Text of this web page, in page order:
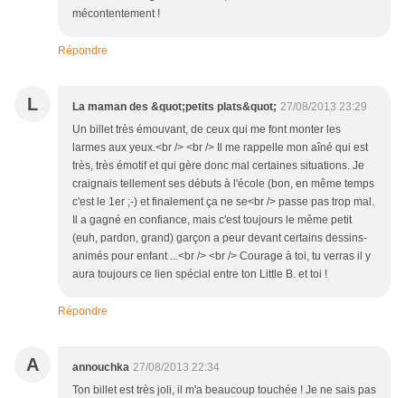
mécontentement !
Répondre
L La maman des &quot;petits plats&quot; 27/08/2013 23:29
Un billet très émouvant, de ceux qui me font monter les
larmes aux yeux.<br /> <br /> Il me rappelle mon aîné qui est
très, très émotif et qui gère donc mal certaines situations. Je
craignais tellement ses débuts à l'école (bon, en même temps
c'est le 1er ;-) et finalement ça ne se<br /> passe pas trop mal.
Il a gagné en confiance, mais c'est toujours le même petit
(euh, pardon, grand) garçon a peur devant certains dessins-
animés pour enfant ...<br /> <br /> Courage à toi, tu verras il y
aura toujours ce lien spécial entre ton Little B. et toi !
Répondre
A annouchka 27/08/2013 22:34
Ton billet est très joli, il m'a beaucoup touchée ! Je ne sais pas